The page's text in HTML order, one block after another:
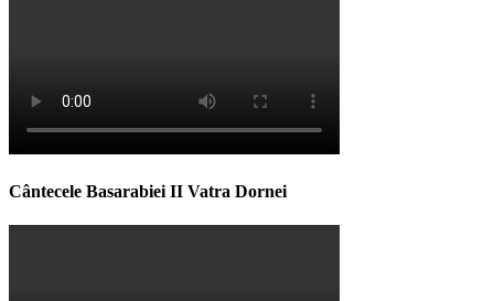
Cântecele Basarabiei II Vatra Dornei